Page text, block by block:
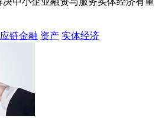
链金融 资产 实体经济